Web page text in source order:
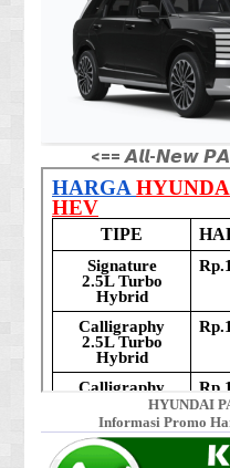
<== 𝘼𝙡𝙡-𝙉𝙚𝙬
HYUNDAI
Informasi Promo